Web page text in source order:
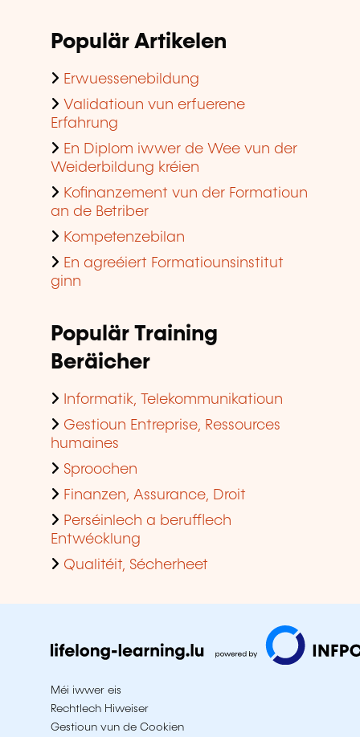
Populär Artikelen
Erwuessenebildung
Validatioun vun erfuerene
Erfahrung
En Diplom iwwer de Wee vun der
Weiderbildung kréien
Kofinanzement vun der Formatioun
an de Betriber
Kompetenzebilan
En agreéiert Formatiounsinstitut
ginn
Populär Training
Beräicher
Informatik, Telekommunikatioun
Gestioun Entreprise, Ressources
humaines
Sproochen
Finanzen, Assurance, Droit
Perséinlech a berufflech
Entwécklung
Qualitéit, Sécherheet
Méi iwwer eis
Rechtlech Hiweiser
Gestioun vun de Cookien